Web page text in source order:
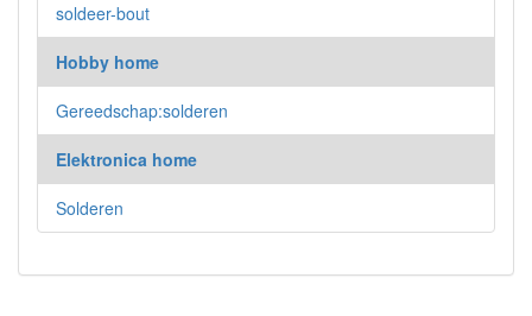
soldeer-bout
Hobby home
Gereedschap:solderen
Elektronica home
Solderen